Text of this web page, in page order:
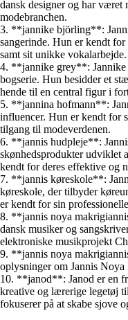
dansk designer og har været
modebranchen.
3. **jannike björling**:
sangerinde. Hun er kendt
samt sit unikke vokalarbejde.
4. **jannike grey**:
bogserie. Hun besidder et
hende til en central figur i
5. **jannina hofmann**:
influencer. Hun er kendt for
tilgang til modeverdenen.
6. **jannis hudpleje**:
skønhedsprodukter udviklet
kendt for deres effektive og
7. **jannis køreskole**:
køreskole, der tilbyder
er kendt for sin
8. **jannis noya
dansk musiker og
elektroniske musikprojekt
9. **jannis noya
oplysninger om Jannis
10. **janod**: Janod er en
kreative og lærerige legetøj
fokuserer på at skabe sjove